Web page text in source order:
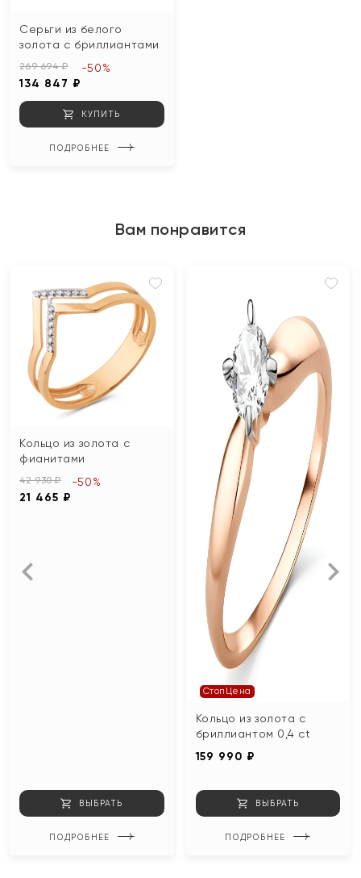
Серьги из белого
золота с бриллиантами
269 694 ₽
134 847 ₽
-50%
КУПИТЬ
ПОДРОБНЕЕ
Вам понравится
Кольцо из золота с
фианитами
42 930 ₽
21 465 ₽
-50%
ВЫБРАТЬ
ПОДРОБНЕЕ
СтопЦена
Кольцо из золота с
бриллиантом 0,4 ct
159 990 ₽
ВЫБРАТЬ
ПОДРОБНЕЕ